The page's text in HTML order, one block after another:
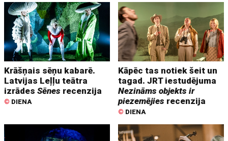
Krāšņais sēņu kabarē.
Latvijas Leļļu teātra
izrādesSēnes recenzija
© DIENA
Kāpēc tas notiek šeit un
tagad. JRT iestudējuma
Nezināms objekts ir
piezemējies recenzija
© DIENA